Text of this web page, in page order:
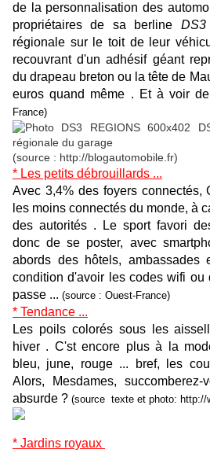
de la personnalisation des
propriétaires de sa berline DS3
régionale sur le toit de leur
recouvrant d'un adhésif géant
du drapeau breton ou la tête de
euros quand même . Et à voir
France)
(source : http://blogautomobile.fr)
* Les petits débrouillards ...
Avec 3,4% des foyers connectés,
les moins connectés du monde, à
des autorités . Le sport favori
donc de se poster, avec
abords des hôtels, ambassades
condition d'avoir les codes wifi ou
passe ... (source : Ouest-France)
* Tendance ...
Les poils colorés sous les
hiver . C'st encore plus à la
bleu, june, rouge ... bref, les
Alors, Mesdames,
absurde ? (source texte et photo: http://
* Jardins royaux